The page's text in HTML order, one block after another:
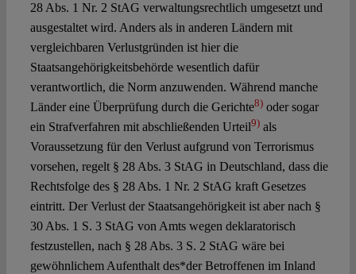
28 Abs. 1 Nr. 2 StAG verwaltungsrechtlich umgesetzt und
ausgestaltet wird. Anders als in anderen Ländern mit
vergleichbaren Verlustgründen ist hier die
Staatsangehörigkeitsbehörde wesentlich dafür
verantwortlich, die Norm anzuwenden. Während manche
Länder eine Überprüfung durch die Gerichte8)oder sogar
ein Strafverfahren mit abschließenden Urteil9)als
Voraussetzung für den Verlust aufgrund von Terrorismus
vorsehen, regelt § 28 Abs. 3 StAG in Deutschland, dass die
Rechtsfolge des § 28 Abs. 1 Nr. 2 StAG kraft Gesetzes
eintritt. Der Verlust der Staatsangehörigkeit ist aber nach §
30 Abs. 1 S. 3 StAG von Amts wegen deklaratorisch
festzustellen, nach § 28 Abs. 3 S. 2 StAG wäre bei
gewöhnlichem Aufenthalt des*der Betroffenen im Inland